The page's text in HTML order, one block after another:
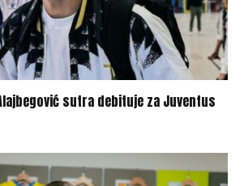
sutra debituje za Juventus